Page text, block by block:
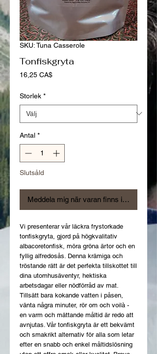
SKU: Tuna Casserole
Tonfiskgryta
16,25 CA$Pris
Storlek *
Antal *
Slutsåld
Meddela mig när varan finns i lager
Vi presenterar vår läckra frystorkade
tonfiskgryta, gjord på högkvalitativ
albacoretonfisk, möra gröna ärtor och en
fyllig alfredosås. Denna krämiga och
tröstande rätt är det perfekta tillskottet till
dina utomhusäventyr, hektiska
arbetsdagar eller nödförråd av mat.
Tillsätt bara kokande vatten i påsen,
vänta några minuter, rör om och voilà -
en varm och mättande måltid är redo att
avnjutas. Vår tonfiskgryta är ett bekvämt
och smakrikt alternativ för alla som letar
efter en snabb och enkel måltidslösning